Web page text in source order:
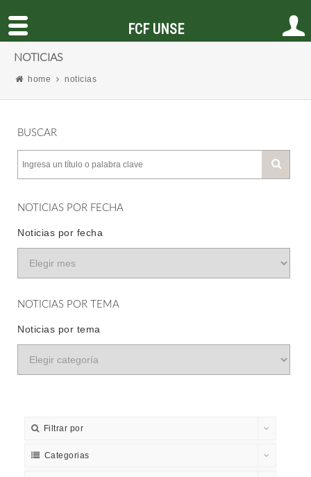
NOTICIAS
home noticias
BUSCAR
NOTICIAS POR FECHA
Noticias por fecha
NOTICIAS POR TEMA
Noticias por tema
Filtrar por
Categorias
FCF UNSE